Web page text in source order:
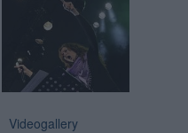
Videogallery